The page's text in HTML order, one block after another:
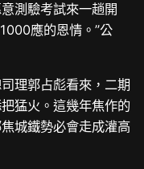
測驗考試來一趟開
應的恩情。”公
理郭占彪看來，二期
猛火。這幾年焦作的
城鐵勢必會走成灌高